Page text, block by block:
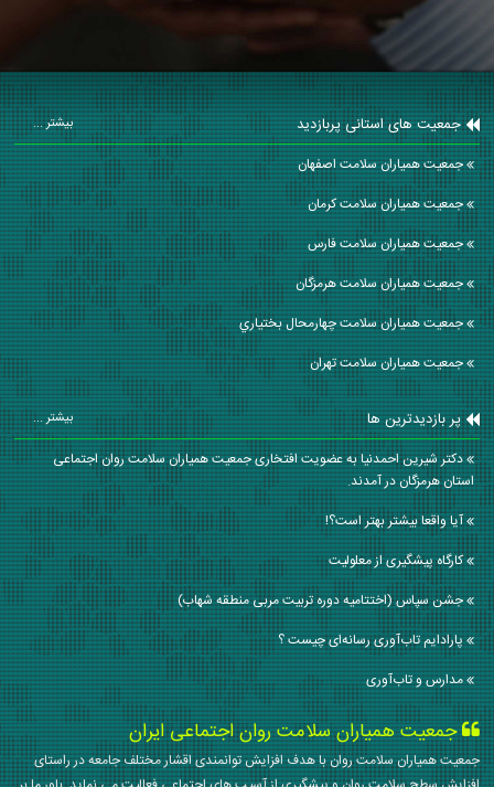
جمعیت های استانی پربازدید بیشتر ...
جمعیت همیاران سلامت اصفهان
جمعیت همیاران سلامت كرمان
جمعیت همیاران سلامت فارس
جمعیت همیاران سلامت هرمزگان
جمعیت همیاران سلامت چهارمحال بختياري
جمعیت همیاران سلامت تهران
پر بازدیدترین ها بیشتر ...
دکتر شیرین احمدنیا به عضویت افتخاری جمعیت همیاران سلامت روان اجتماعی
استان هرمزگان در آمدند.
آیا واقعا بیشتر بهتر است؟!
کارگاه پیشگیری از معلولیت
جشن سپاس (اختتامیه دوره تربیت مربی منطقه شهاب)
پارادایم تاب‌آوری رسانه‌ای چیست ؟
مدارس و تاب‌آوری
جمعیت همیاران سلامت روان اجتماعی ایران
جمعیت همیاران سلامت روان با هدف افزایش توانمندی اقشار مختلف جامعه در راستای